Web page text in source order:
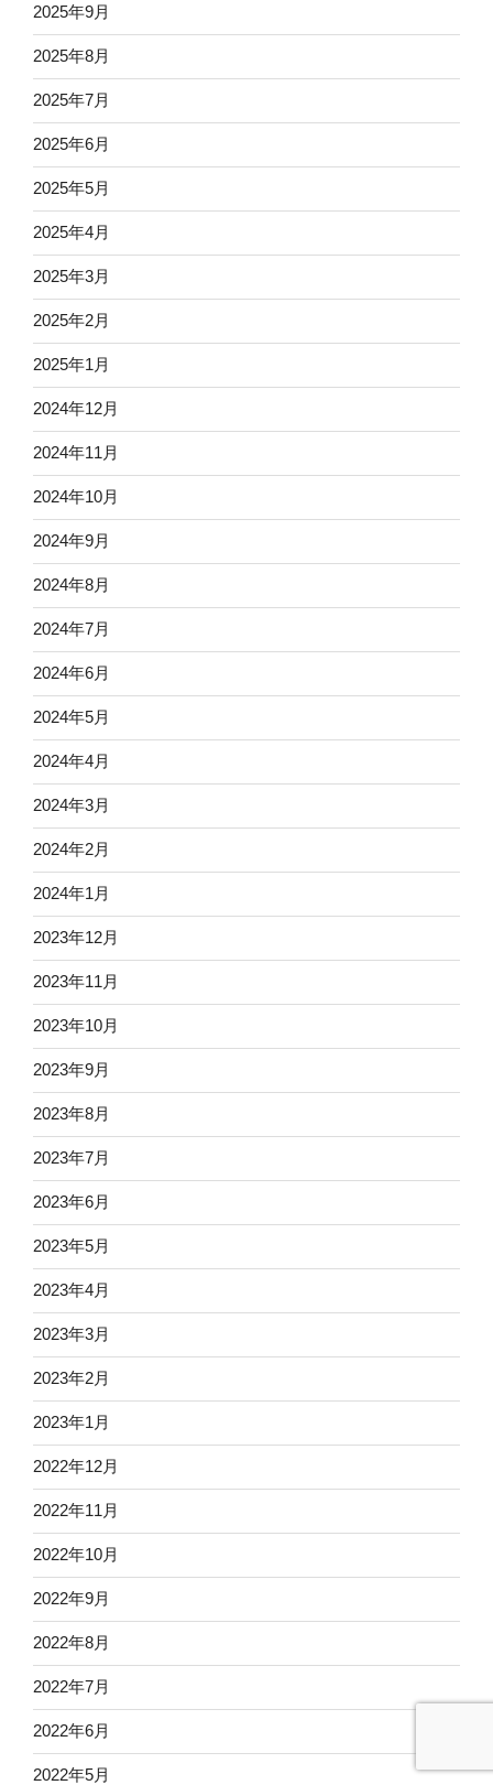
2025年9月
2025年8月
2025年7月
2025年6月
2025年5月
2025年4月
2025年3月
2025年2月
2025年1月
2024年12月
2024年11月
2024年10月
2024年9月
2024年8月
2024年7月
2024年6月
2024年5月
2024年4月
2024年3月
2024年2月
2024年1月
2023年12月
2023年11月
2023年10月
2023年9月
2023年8月
2023年7月
2023年6月
2023年5月
2023年4月
2023年3月
2023年2月
2023年1月
2022年12月
2022年11月
2022年10月
2022年9月
2022年8月
2022年7月
2022年6月
2022年5月